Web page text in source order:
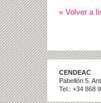
« Volver a
CENDEAC
Pabellón 5.
Tel.: +34 868